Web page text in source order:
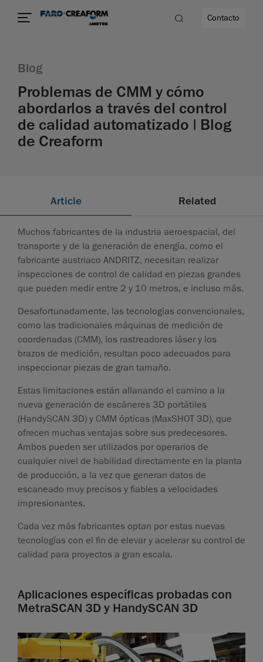
Contacto
Blog
Problemas de CMM y cómo
abordarlos a través del control
de calidad automatizado | Blog
de Creaform
Article Related
Muchos fabricantes de la industria aeroespacial, del
transporte y de la generación de energía, como el
fabricante austriaco ANDRITZ, necesitan realizar
inspecciones de control de calidad en piezas grandes
que pueden medir entre 2 y 10 metros, e incluso más.
Desafortunadamente, las tecnologías convencionales,
como las tradicionales máquinas de medición de
coordenadas (CMM), los rastreadores láser y los
brazos de medición, resultan poco adecuados para
inspeccionar piezas de gran tamaño.
Estas limitaciones están allanando el camino a la
nueva generación de escáneres 3D portátiles
(HandySCAN 3D) y CMM ópticas (MaxSHOT 3D), que
ofrecen muchas ventajas sobre sus predecesores.
Ambos pueden ser utilizados por operarios de
cualquier nivel de habilidad directamente en la planta
de producción, a la vez que generan datos de
escaneado muy precisos y fiables a velocidades
impresionantes.
Cada vez más fabricantes optan por estas nuevas
tecnologías con el fin de elevar y acelerar su control de
calidad para proyectos a gran escala.
Aplicaciones específicas probadas con
MetraSCAN 3D y HandySCAN 3D